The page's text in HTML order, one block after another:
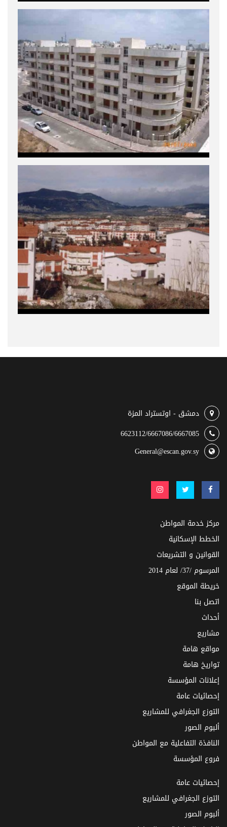
دمشق - اوتستراد المزة
6623112/6667086/6667085
General@escan.gov.sy
مركز خدمة المواطن
الخطط الإسكانية
القوانين و التشريعات
المرسوم /37/ لعام 2014
خريطة الموقع
اتصل بنا
أحداث
مشاريع
مواقع هامة
تواريخ هامة
إعلانات المؤسسة
إحصائيات عامة
التوزع الجغرافي للمشاريع
ألبوم الصور
النافذة التفاعلية مع المواطن
فروع المؤسسة
إحصائيات عامة
التوزع الجغرافي للمشاريع
ألبوم الصور